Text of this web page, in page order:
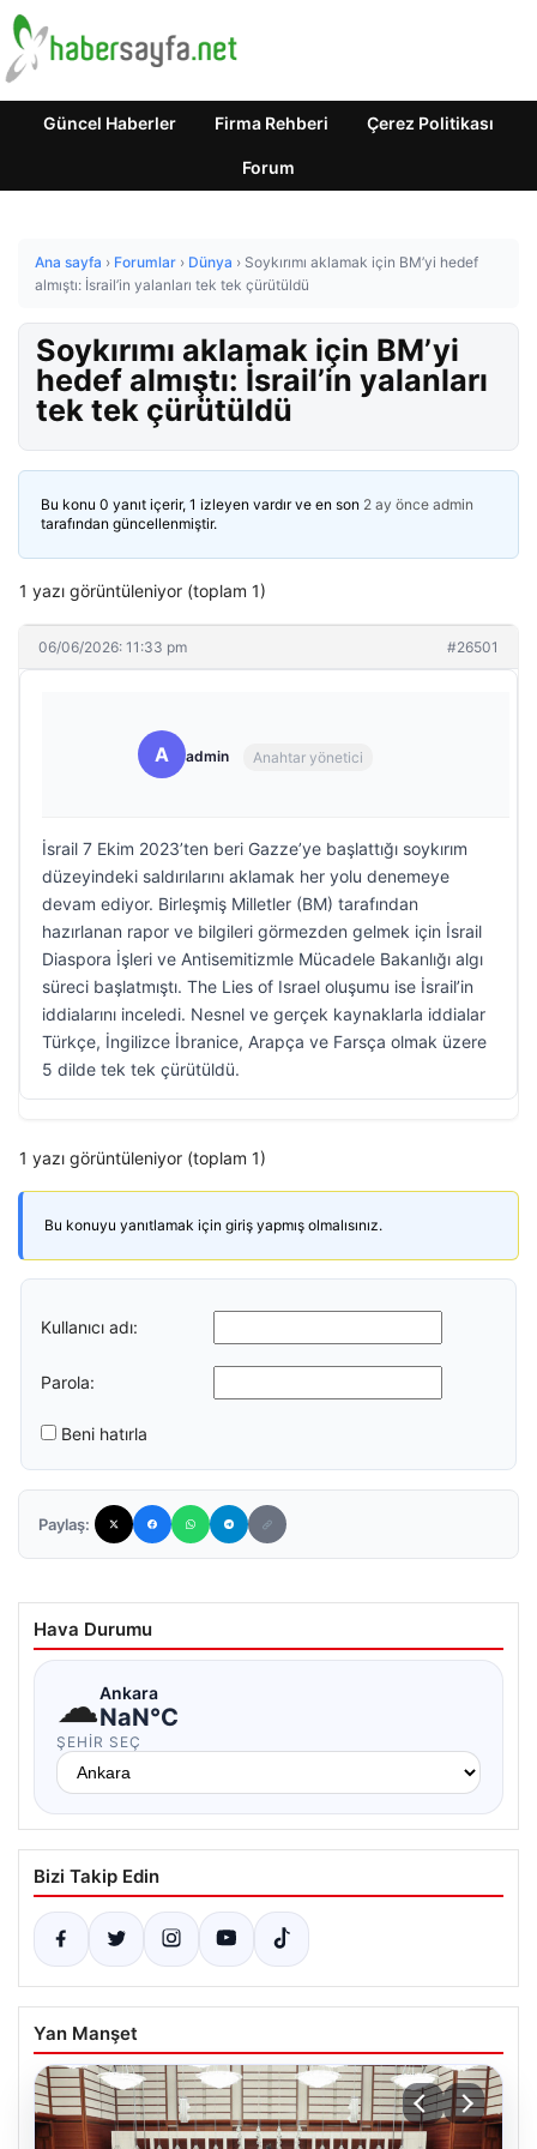
Güncel Haberler Firma Rehberi Çerez Politikası
Forum
Ana sayfa › Forumlar › Dünya › Soykırımı aklamak için BM’yi hedef
almıştı: İsrail’in yalanları tek tek çürütüldü
Soykırımı aklamak için BM’yi
hedef almıştı: İsrail’in yalanları
tek tek çürütüldü
Bu konu 0 yanıt içerir, 1 izleyen vardır ve en son 2 ay önce admin
tarafından güncellenmiştir.
1 yazı görüntüleniyor (toplam 1)
06/06/2026: 11:33 pm #26501
A admin Anahtar yönetici
İsrail 7 Ekim 2023’ten beri Gazze’ye başlattığı soykırım
düzeyindeki saldırılarını aklamak her yolu denemeye
devam ediyor. Birleşmiş Milletler (BM) tarafından
hazırlanan rapor ve bilgileri görmezden gelmek için İsrail
Diaspora İşleri ve Antisemitizmle Mücadele Bakanlığı algı
süreci başlatmıştı. The Lies of Israel oluşumu ise İsrail’in
iddialarını inceledi. Nesnel ve gerçek kaynaklarla iddialar
Türkçe, İngilizce İbranice, Arapça ve Farsça olmak üzere
5 dilde tek tek çürütüldü.
1 yazı görüntüleniyor (toplam 1)
Bu konuyu yanıtlamak için giriş yapmış olmalısınız.
Kullanıcı adı:
Parola:
Beni hatırla
Paylaş:
Hava Durumu
☁Ankara
NaN°C
ŞEHIR SEÇ
Bizi Takip Edin
Yan Manşet